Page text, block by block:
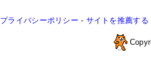
プライバシーポリシー - サイトを推薦する